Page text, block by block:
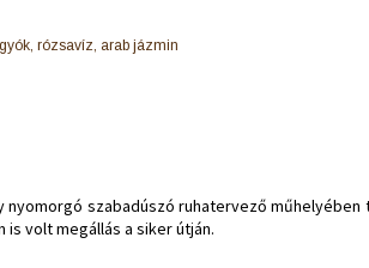
rózsavíz, arab jázmin
szabadúszó ruhatervező műhelyében
volt megállás a siker útján.